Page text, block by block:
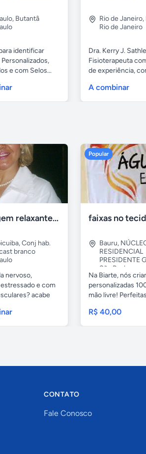
, Butantâ
identificar
e com Selos...
Rio de Janeiro,
Rio de Janeiro
Dra. Kerry J.
Fisioterapeuta
de experiência,
A combinar
Massagem relaxante- terapeutica e depilação
,Conj hab.
branco
nervoso,
e com
acabe
Popular
Bauru,
RESIDENCIAL
PRESIDENTE
São Paulo
Na Biarte, nós
personalizadas
mão livre!
R$ 40,00
CONTATO
Fale Conosco